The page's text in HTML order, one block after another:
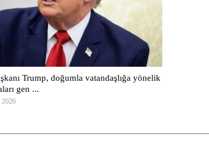
Trump, doğumla vatandaşlığa yönelik
gen ...
2026